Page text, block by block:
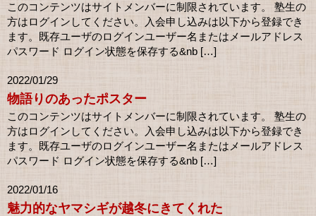
このコンテンツはサイトメンバーに制限されています。 塾生の
方はログインしてください。入会申し込みは以下から登録でき
ます。既存ユーザのログインユーザー名またはメールアドレス
パスワード ログイン状態を保存する&nb […]
2022/01/29
物語りのあったポスター
このコンテンツはサイトメンバーに制限されています。 塾生の
方はログインしてください。入会申し込みは以下から登録でき
ます。既存ユーザのログインユーザー名またはメールアドレス
パスワード ログイン状態を保存する&nb […]
2022/01/16
魅力的なヤマシギが越冬にきてくれた